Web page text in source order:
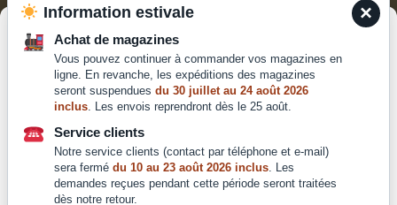
Pour offrir les meilleures expériences, nous utilisons des technologies
telles que les cookies pour stocker et/ou accéder aux informations des
appareils. Le fait de consentir à ces technologies nous permettra de
traiter des données telles que le comportement de navigation ou les ID
uniques sur ce site. Le fait de ne pas consentir ou de retirer son
consentement peut avoir un effet négatif sur certaines caractéristiques
et fonctions.
Contacter le service client
Mentions légales
Conditions générales de
vente et d'utilisation
×
Information estivale
Achat de magazines
Vous pouvez continuer à commander vos magazines en
ligne. En revanche, les expéditions des magazines
seront suspendues du 30 juillet au 24 août 2026
inclus. Les envois reprendront dès le 25 août.
Service clients
Notre service clients (contact par téléphone et e-mail)
sera fermé du 10 au 23 août 2026 inclus. Les
demandes reçues pendant cette période seront traitées
dès notre retour.